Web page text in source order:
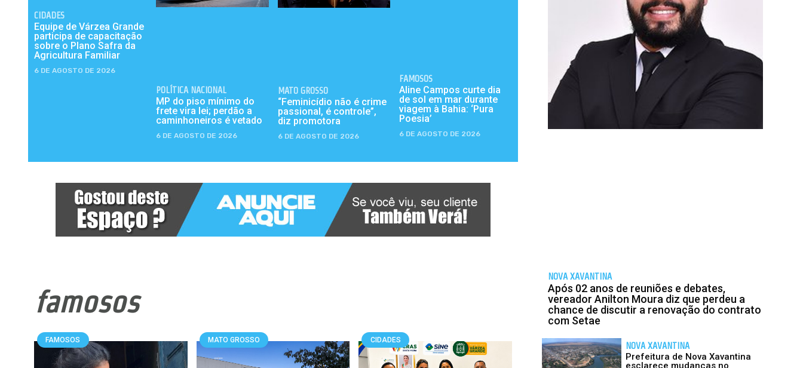
CIDADES
Equipe de Várzea Grande
participa de capacitação
sobre o Plano Safra da
Agricultura Familiar
6 DE AGOSTO DE 2026
POLÍTICA NACIONAL
MP do piso mínimo do
frete vira lei; perdão a
caminhoneiros é vetado
6 DE AGOSTO DE 2026
MATO GROSSO
“Feminicídio não é crime
passional, é controle”,
diz promotora
6 DE AGOSTO DE 2026
FAMOSOS
Aline Campos curte dia
de sol em mar durante
viagem à Bahia: ‘Pura
Poesia’
6 DE AGOSTO DE 2026
famosos
FAMOSOS MATO GROSSO CIDADES
NOVA XAVANTINA
Após 02 anos de reuniões e debates,
vereador Anilton Moura diz que perdeu a
chance de discutir a renovação do contrato
com Setae
NOVA XAVANTINA
Prefeitura de Nova Xavantina
esclarece mudanças no